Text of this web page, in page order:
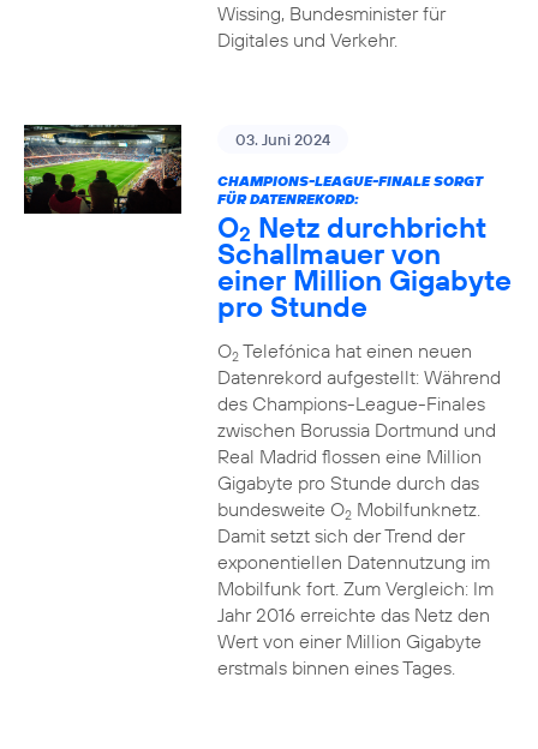
Wissing, Bundesminister für
Digitales und Verkehr.
03. Juni 2024
CHAMPIONS-LEAGUE-FINALE SORGT
FÜR DATENREKORD:
O2 Netz durchbricht
Schallmauer von
einer Million Gigabyte
pro Stunde
O2Telefónica hat einen neuen
Datenrekord aufgestellt: Während
des Champions-League-Finales
zwischen Borussia Dortmund und
Real Madrid flossen eine Million
Gigabyte pro Stunde durch das
bundesweite O2Mobilfunknetz.
Damit setzt sich der Trend der
exponentiellen Datennutzung im
Mobilfunk fort. Zum Vergleich: Im
Jahr 2016 erreichte das Netz den
Wert von einer Million Gigabyte
erstmals binnen eines Tages.